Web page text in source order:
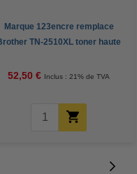
Marque 123encre remplace
TN-2510XL toner haute
52,50 € Inclus : 21% de TVA